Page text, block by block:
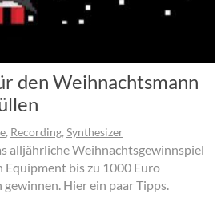
den Weihnachtsmann
, Recording, Synthesizer
alljährliche Weihnachtsgewinnspiel
Equipment bis zu 1000 Euro
Hier ein paar Tipps.